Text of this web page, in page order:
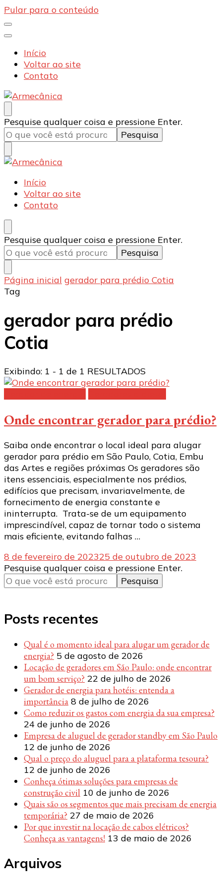
Pular para o conteúdo
Início
Voltar ao site
Contato
Armecânica
Blog
Procurando
algo?
Pesquise qualquer coisa e pressione Enter.
Armecânica
Blog
Início
Voltar ao site
Contato
Procurando
algo?
Pesquise qualquer coisa e pressione Enter.
Página inicial gerador para prédio Cotia
Tag
gerador para prédio
Cotia
Exibindo: 1 - 1 de 1 RESULTADOS
Onde encontrar gerador para prédio?
Saiba onde encontrar o local ideal para alugar
gerador para prédio em São Paulo, Cotia, Embu
das Artes e regiões próximas Os geradores são
itens essenciais, especialmente nos prédios,
edifícios que precisam, invariavelmente, de
fornecimento de energia constante e
ininterrupta. Trata-se de um equipamento
imprescindível, capaz de tornar todo o sistema
mais eficiente, evitando falhas …
8 de fevereiro de 202325 de outubro de 2023
Procurando
algo?
Pesquise qualquer coisa e pressione Enter.
Posts recentes
Qual é o momento ideal para alugar um gerador de
energia? 5 de agosto de 2026
Locação de geradores em São Paulo: onde encontrar
um bom serviço? 22 de julho de 2026
Gerador de energia para hotéis: entenda a
importância 8 de julho de 2026
Como reduzir os gastos com energia da sua empresa?
24 de junho de 2026
Empresa de aluguel de gerador standby em São Paulo
12 de junho de 2026
Qual o preço do aluguel para a plataforma tesoura?
12 de junho de 2026
Conheça ótimas soluções para empresas de
construção civil 10 de junho de 2026
Quais são os segmentos que mais precisam de energia
temporária? 27 de maio de 2026
Por que investir na locação de cabos elétricos?
Conheça as vantagens! 13 de maio de 2026
Arquivos